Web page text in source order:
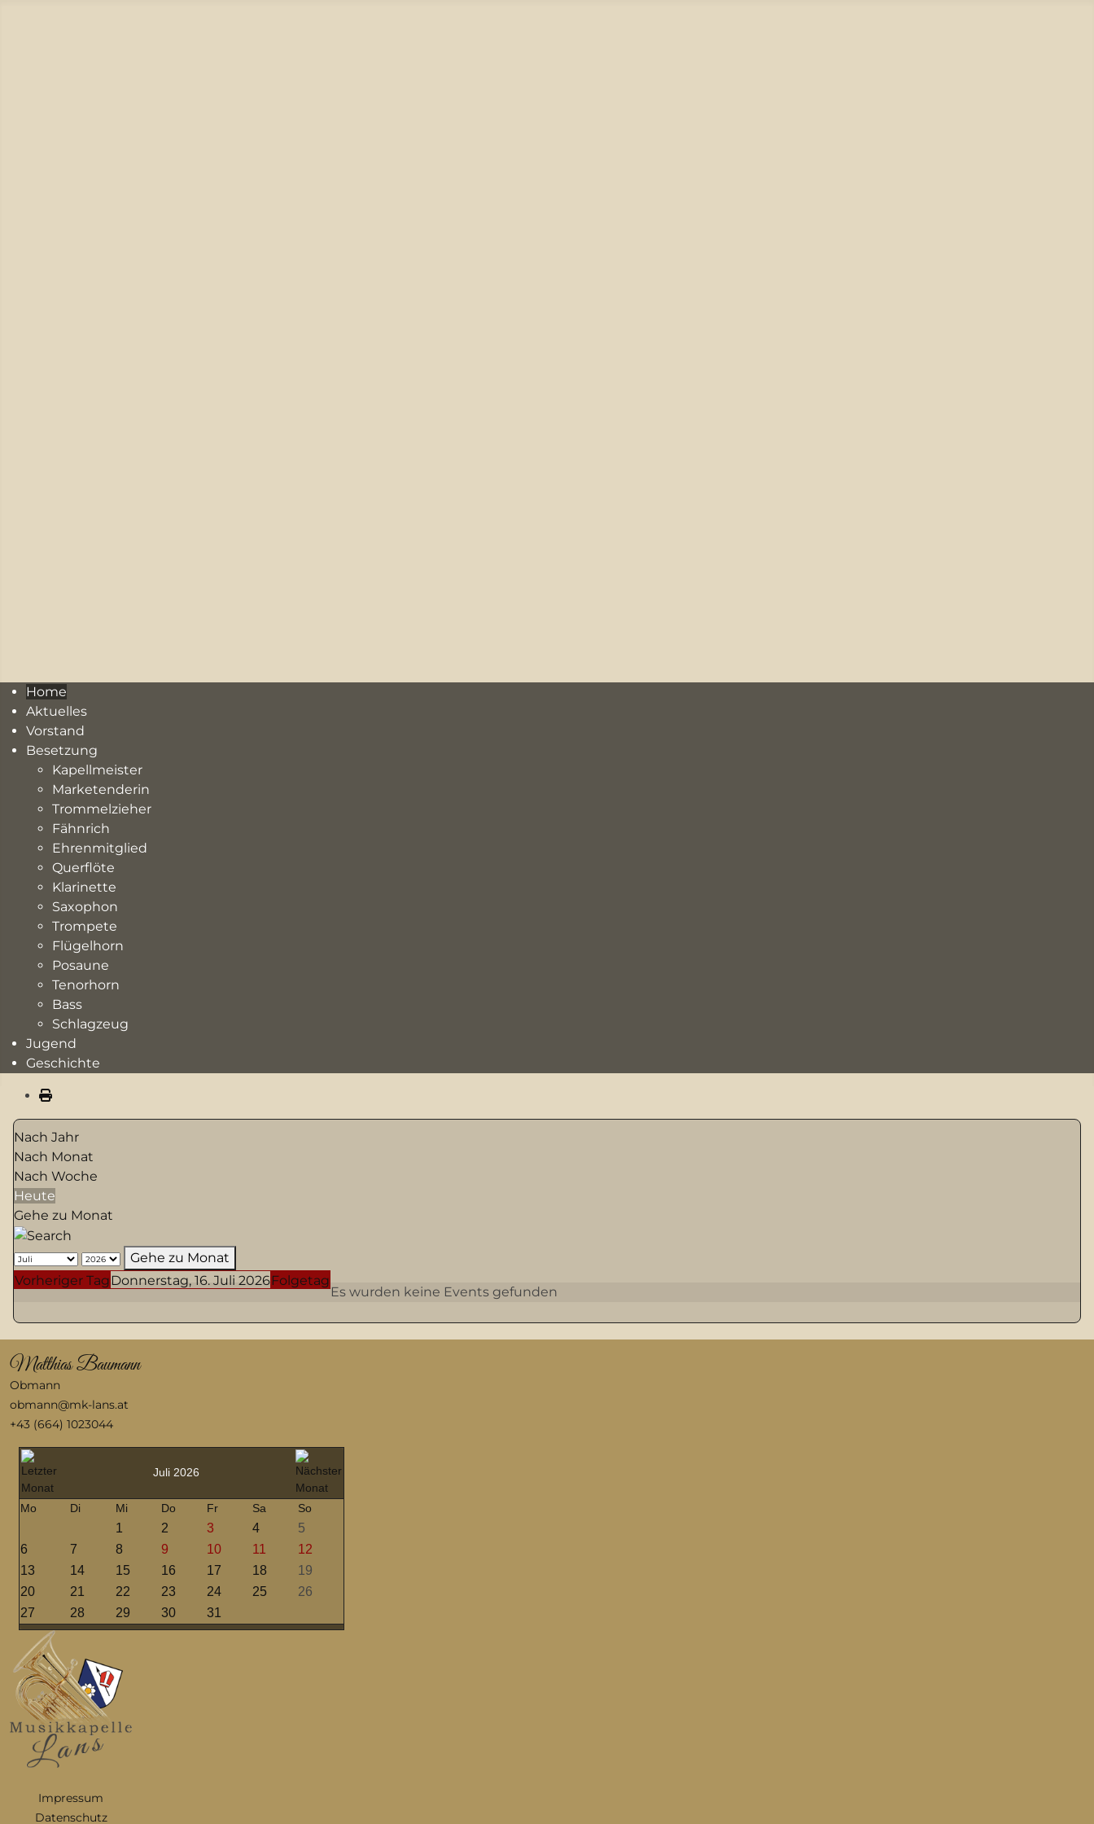
Home
Aktuelles
Vorstand
Besetzung
Kapellmeister
Marketenderin
Trommelzieher
Fähnrich
Ehrenmitglied
Querflöte
Klarinette
Saxophon
Trompete
Flügelhorn
Posaune
Tenorhorn
Bass
Schlagzeug
Jugend
Geschichte
Nach Jahr
Nach Monat
Nach Woche
Heute
Gehe zu Monat
Gehe zu Monat
Vorheriger TagDonnerstag, 16. Juli 2026Folgetag
Es wurden keine Events gefunden
Matthias Baumann
Obmann
obmann@mk-lans.at
+43 (664) 1023044
Juli 2026
Mo Di Mi Do Fr Sa So
1 2 3 4
5
6
7 8 9 10 11
12
13
14 15 16 17 18
19
20
21 22 23 24 25
26
27
28 29 30 31
Impressum
Datenschutz